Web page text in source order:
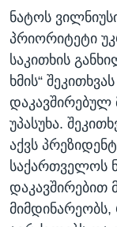
ᲒᲐᲚᲘᲚᲔᲝ
ᲓᲔᲖᲘᲜᲤᲝᲠᲛᲐᲪᲘᲐ
ენები
ნატოს
პრიორიტეტი
საკითხის
ხმის“
უპასუხა.
აქვს
საქართველოს
დაკავშირებით